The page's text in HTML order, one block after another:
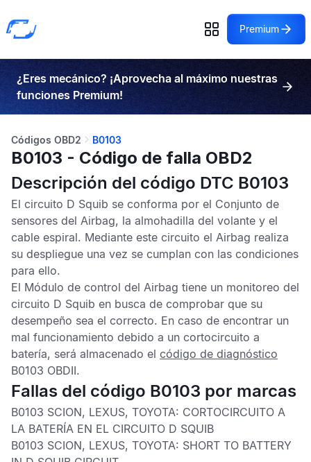
Premium
¿Eres mecánico? ¡Aprovecha al máximo nuestras
funciones Premium!
Códigos OBD2 B0103
B0103 - Código de falla OBD2
Descripción del código DTC B0103
El circuito D Squib se conforma por el Conjunto de
sensores del Airbag, la almohadilla del volante y el
cable espiral. Mediante este circuito el Airbag realiza
su despliegue una vez se cumplan con las condiciones
para ello.
El Módulo de control del Airbag tiene un monitoreo del
circuito D Squib en busca de comprobar que su
desempeño sea el correcto. En caso de encontrar un
mal funcionamiento debido a un cortocircuito a
batería, será almacenado el código de diagnóstico
B0103 OBDII.
Fallas del código B0103 por marcas
B0103 SCION, LEXUS, TOYOTA: CORTOCIRCUITO A
LA BATERÍA EN EL CIRCUITO D SQUIB
B0103 SCION, LEXUS, TOYOTA: SHORT TO BATTERY